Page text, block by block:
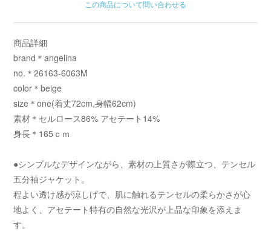
この商品について問い合わせる
商品詳細
brand＊angelina
no.＊26163-6063M
color＊beige
size＊one(着丈72cm,身幅62cm)
素材＊セルロース86% アセテート14%
身長＊165ｃｍ
●シンプルなデザインながら、素材の上質さが際立つ、テンセル
五分袖ジャケット。
程よい透け感が涼しげで、肌に触れるテンセルの柔らかさが心
地よく、アセテート特有の自然な光沢が上品な印象を添えま
す。